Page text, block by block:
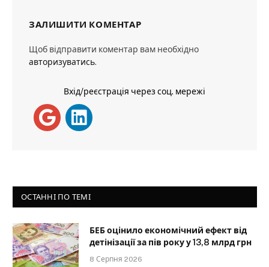
ЗАЛИШИТИ КОМЕНТАР
Щоб відправити коментар вам необхідно
авторизуватись.
Вхід/реєстрація через соц. мережі
ОСТАННІ ПО ТЕМІ
БЕБ оцінило економічний ефект від
детінізації за пів року у 13,8 млрд грн
8 Серпня 2026